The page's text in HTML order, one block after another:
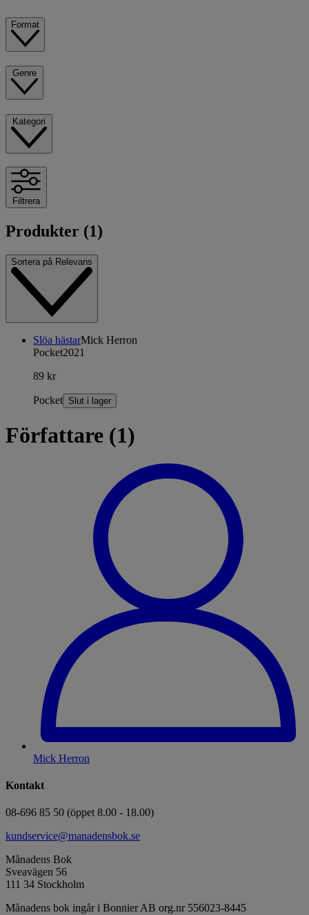
Format
Filtrera
Produkter (1)
Sortera på Relevans
Slöa hästarMick Herron
Pocket2021
89 kr
Pocket Slut i lager
Författare (1)
Mick Herron
Kontakt
08-696 85 50 (öppet 8.00 - 18.00)
kundservice@manadensbok.se
Månadens Bok
Sveavägen 56
111 34 Stockholm
Månadens bok ingår i Bonnier AB org.nr 556023-8445